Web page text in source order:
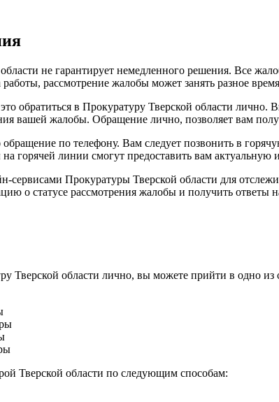
не гарантирует немедленного решения. Все
рассмотрение жалобы может занять разное
обратиться в Прокуратуру Тверской области
вашей жалобы. Обращение лично, позволяет вам
по телефону. Вам следует позвонить в
горячей линии смогут предоставить вам
сервисами Прокуратуры Тверской области для
о статусе рассмотрения жалобы и получить ответы
Тверской области лично, вы можете прийти в одно
Тверской области по следующим способам: